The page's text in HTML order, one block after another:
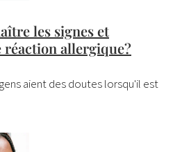
les signes et
réaction allergique?
aient des doutes lorsqu'il est